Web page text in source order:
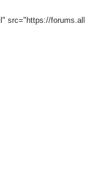
src="https://